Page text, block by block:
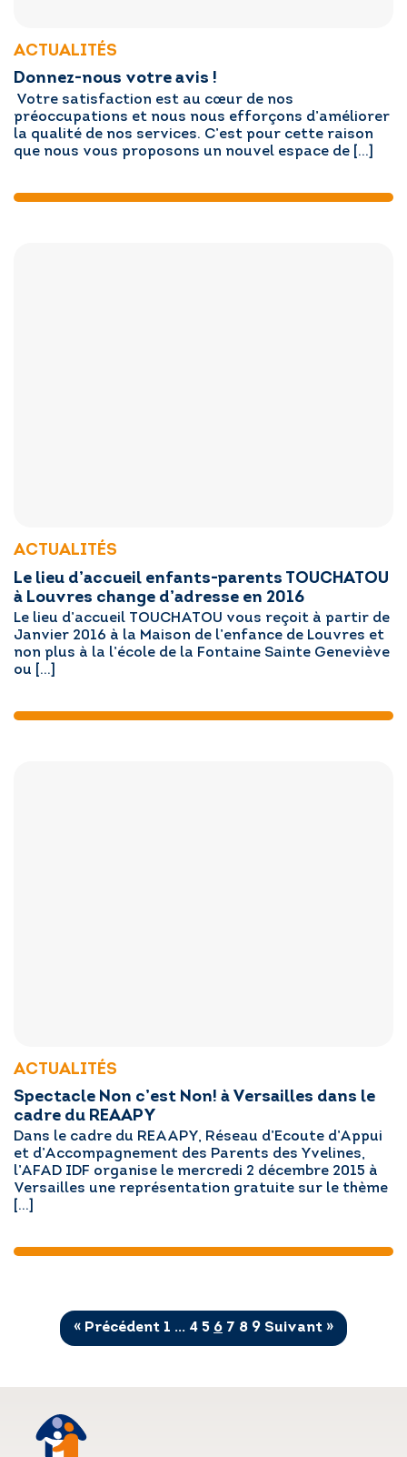
ACTUALITÉS
Donnez-nous votre avis !
Votre satisfaction est au cœur de nos
préoccupations et nous nous efforçons d’améliorer
la qualité de nos services. C’est pour cette raison
que nous vous proposons un nouvel espace de […]
ACTUALITÉS
Le lieu d’accueil enfants-parents TOUCHATOU
à Louvres change d’adresse en 2016
Le lieu d’accueil TOUCHATOU vous reçoit à partir de
Janvier 2016 à la Maison de l’enfance de Louvres et
non plus à la l’école de la Fontaine Sainte Geneviève
ou […]
ACTUALITÉS
Spectacle Non c’est Non! à Versailles dans le
cadre du REAAPY
Dans le cadre du REAAPY, Réseau d’Ecoute d’Appui
et d’Accompagnement des Parents des Yvelines,
l’AFAD IDF organise le mercredi 2 décembre 2015 à
Versailles une représentation gratuite sur le thème
[…]
« Précédent 1 … 4 5 6 7 8 9 Suivant »